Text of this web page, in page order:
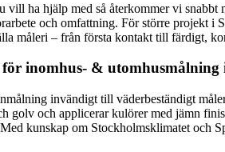
vill ha hjälp med så återkommer vi
och omfattning. För större projekt i
måleri – från första kontakt till färdigt,
inomhus- & utomhusmålning
invändigt till väderbeständigt
golv och applicerar kulörer med jämn
kunskap om Stockholmsklimatet och